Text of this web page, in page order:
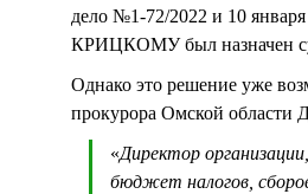
дело №1-72/2022 и 10
КРИЦКОМУ был назначен
Однако это решение уже
прокурора Омской
«Директор
бюджет налогов,